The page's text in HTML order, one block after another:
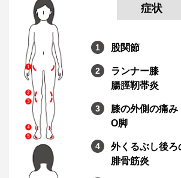
症状
股関節
ランナー膝
腸脛靭帯炎
膝の外側の痛み
O脚
外くるぶし後ろ
腓骨筋炎